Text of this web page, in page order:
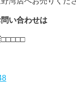
い合わせは
□□□□□